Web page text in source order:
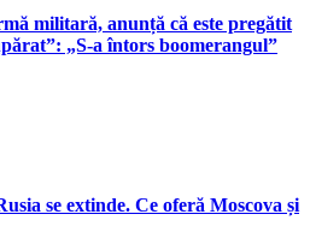
militară, anunță că este pregătit
„S-a întors boomerangul”
se extinde. Ce oferă Moscova și